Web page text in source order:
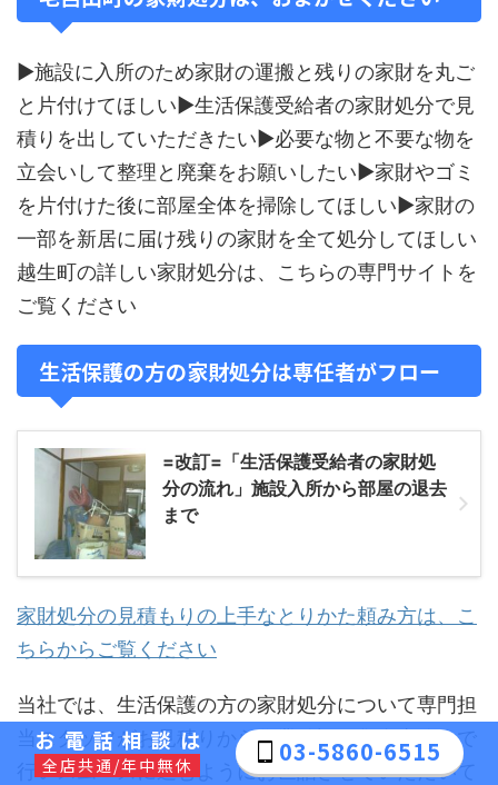
▶施設に入所のため家財の運搬と残りの家財を丸ご
と片付けてほしい▶生活保護受給者の家財処分で見
積りを出していただきたい▶必要な物と不要な物を
立会いして整理と廃棄をお願いしたい▶家財やゴミ
を片付けた後に部屋全体を掃除してほしい▶家財の
一部を新居に届け残りの家財を全て処分してほしい
越生町の詳しい家財処分は、こちらの専門サイトを
ご覧ください
生活保護の方の家財処分は専任者がフロー
=改訂=「生活保護受給者の家財処
分の流れ」施設入所から部屋の退去
まで
家財処分の見積もりの上手なとりかた頼み方は、こ
ちらからご覧ください
当社では、生活保護の方の家財処分について専門担
当スタッフがお見積りから作業確認、集金事務まで
行いスムーズに進むようにお世話させていただいて
お電話相談は
全店共通/年中無休 03-5860-6515